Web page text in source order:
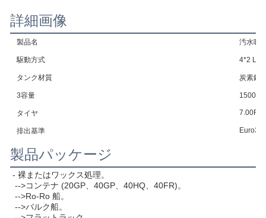
詳細画像
製品名 汚水吸
駆動方式 4*2
タンク材質 炭素鋼
3容量 15000
タイヤ
排出基準 Euro3
製品パッケージ
- 裸またはワックス処理。
-->コンテナ (20GP、40GP、40HQ、40FR)。
-->Ro-Ro 船。
-->バルク船。